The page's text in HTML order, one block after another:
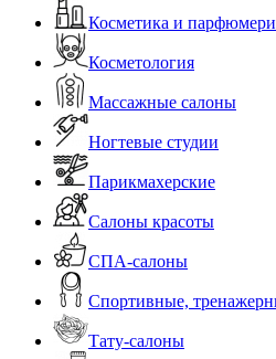
Косметика и
Косметология
Массажные салоны
Ногтевые студии
Парикмахерские
Салоны красоты
СПА-салоны
Спортивные,
Тату-салоны